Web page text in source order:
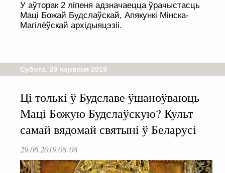
У аўторак 2 ліпеня адзначаецца ўрачыстасць
Маці Божай Будслаўскай, Апякункі Мінска-
Магілёўскай архідыяцэзіі.
Субота, 29 чэрвеня 2019
Ці толькі ў Будславе ўшаноўваюць
Маці Божую Будслаўскую? Культ
самай вядомай святыні ў Беларусі
29.06.2019 08:08